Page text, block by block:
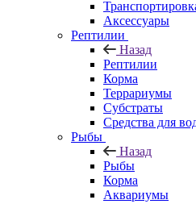
Аксессуары
Рептилии
Назад
Рептилии
Корма
Террариумы
Субстраты
Средства для
Рыбы
Назад
Рыбы
Корма
Аквариумы